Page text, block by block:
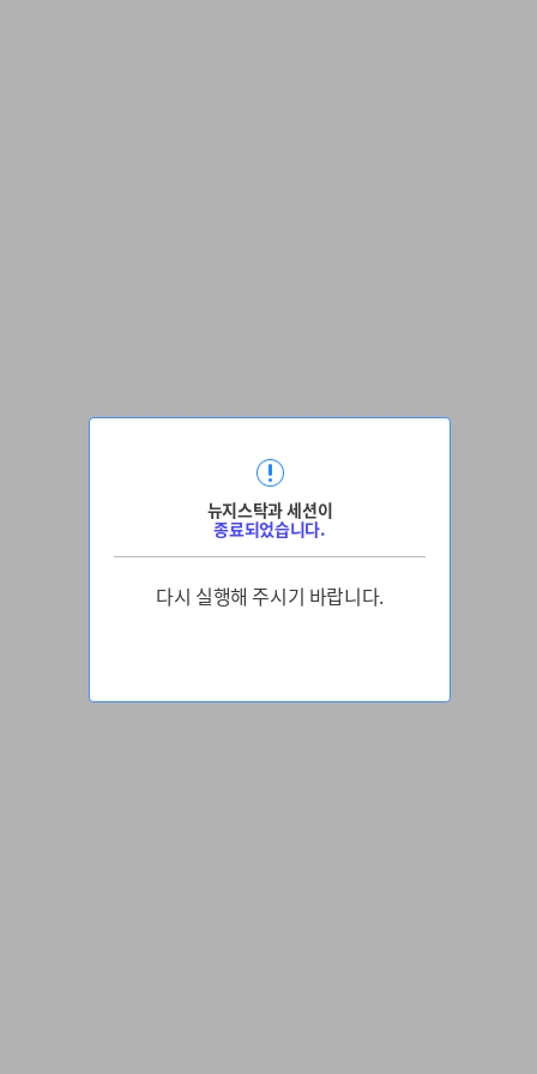
뉴지스탁과 세션이
종료되었습니다.
다시 실행해 주시기 바랍니다.